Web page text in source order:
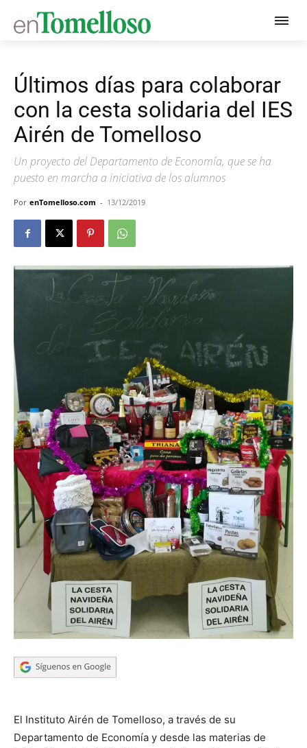
Últimos días para colaborar
con la cesta solidaria del IES
Airén de Tomelloso
Un proyecto del Departamento de Economía, que se ha
puesto en marcha a iniciativa de los alumnos
Por enTomelloso.com - 13/12/2019
El Instituto Airén de Tomelloso, a través de su
Departamento de Economía y desde las materias de